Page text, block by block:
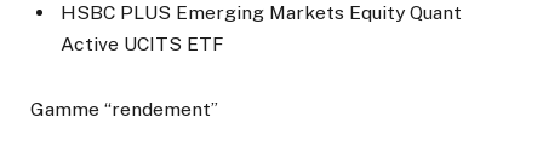
HSBC PLUS Emerging Markets Equity Quant
Active UCITS ETF
Gamme “rendement”